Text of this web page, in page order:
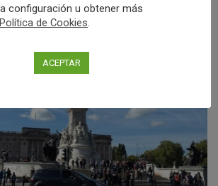
configuración u obtener más
Política de Cookies
ACEPTAR